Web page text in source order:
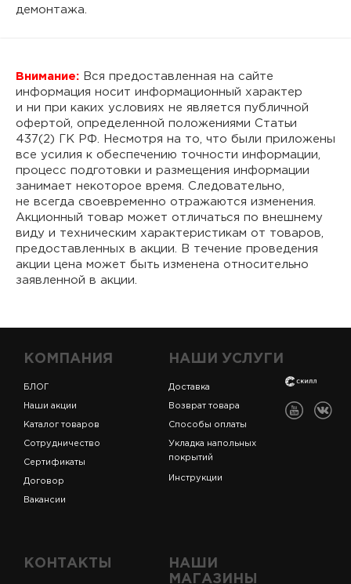
демонтажа.
Внимание: Вся предоставленная на сайте
информация носит информационный характер
и ни при каких условиях не является публичной
офертой, определенной положениями Статьи
437(2) ГК РФ. Несмотря на то, что были приложены
все усилия к обеспечению точности информации,
процесс подготовки и размещения информации
занимает некоторое время. Следовательно,
не всегда своевременно отражаются изменения.
Акционный товар может отличаться по внешнему
виду и техническим характеристикам от товаров,
предоставленных в акции. В течение проведения
акции цена может быть изменена относительно
заявленной в акции.
КОМПАНИЯ
БЛОГ
Наши акции
Каталог товаров
Сотрудничество
Сертификаты
Договор
Вакансии
НАШИ УСЛУГИ
Доставка
Возврат товара
Способы оплаты
Укладка напольных
покрытий
Инструкции
КОНТАКТЫ
НАШИ
МАГАЗИНЫ